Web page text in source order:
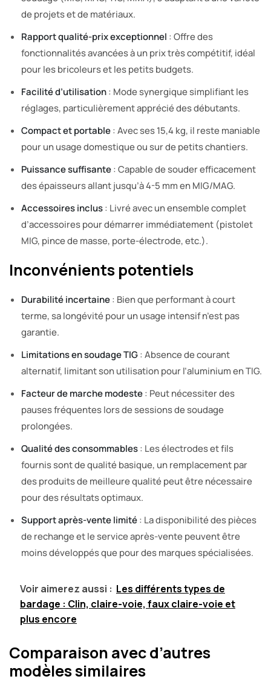
de projets et de matériaux.
Rapport qualité-prix exceptionnel : Offre des
fonctionnalités avancées à un prix très compétitif, idéal
pour les bricoleurs et les petits budgets.
Facilité d’utilisation: Mode synergique simplifiant les
réglages, particulièrement apprécié des débutants.
Compact et portable: Avec ses 15,4 kg, il reste maniable
pour un usage domestique ou sur de petits chantiers.
Puissance suffisante: Capable de souder efficacement
des épaisseurs allant jusqu’à 4-5 mm en MIG/MAG.
Accessoires inclus: Livré avec un ensemble complet
d’accessoires pour démarrer immédiatement (pistolet
MIG, pince de masse, porte-électrode, etc.).
Inconvénients potentiels
Durabilité incertaine: Bien que performant à court
terme, sa longévité pour un usage intensif n’est pas
garantie.
Limitations en soudage TIG: Absence de courant
alternatif, limitant son utilisation pour l’aluminium en TIG.
Facteur de marche modeste: Peut nécessiter des
pauses fréquentes lors de sessions de soudage
prolongées.
Qualité des consommables: Les électrodes et fils
fournis sont de qualité basique, un remplacement par
des produits de meilleure qualité peut être nécessaire
pour des résultats optimaux.
Support après-vente limité: La disponibilité des pièces
de rechange et le service après-vente peuvent être
moins développés que pour des marques spécialisées.
Voir aimerez aussi : Les différents types de
bardage : Clin, claire-voie, faux claire-voie et
plus encore
Comparaison avec d’autres
modèles similaires